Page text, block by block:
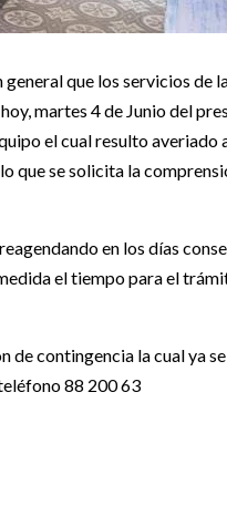
que los servicios de
martes 4 de Junio del
el cual resulto averiado
que se solicita la
en los días
el tiempo para el
de contingencia la cual ya
88 200 63